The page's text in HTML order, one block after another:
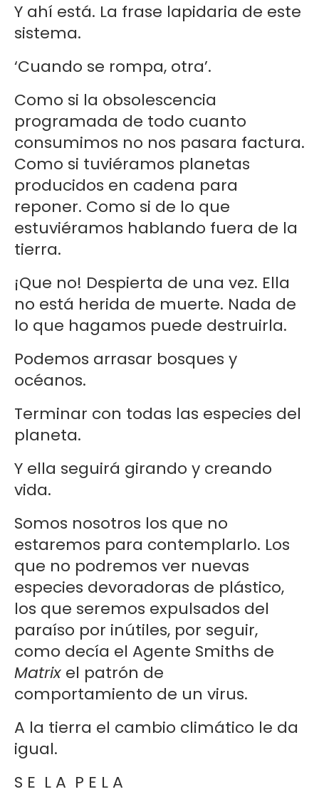
Y ahí está. La frase lapidaria de este
sistema.
‘Cuando se rompa, otra’.
Como si la obsolescencia
programada de todo cuanto
consumimos no nos pasara factura.
Como si tuviéramos planetas
producidos en cadena para
reponer. Como si de lo que
estuviéramos hablando fuera de la
tierra.
¡Que no! Despierta de una vez. Ella
no está herida de muerte. Nada de
lo que hagamos puede destruirla.
Podemos arrasar bosques y
océanos.
Terminar con todas las especies del
planeta.
Y ella seguirá girando y creando
vida.
Somos nosotros los que no
estaremos para contemplarlo. Los
que no podremos ver nuevas
especies devoradoras de plástico,
los que seremos expulsados del
paraíso por inútiles, por seguir,
como decía el Agente Smiths de
Matrix el patrón de
comportamiento de un virus.
A la tierra el cambio climático le da
igual.
S E L A P E L A